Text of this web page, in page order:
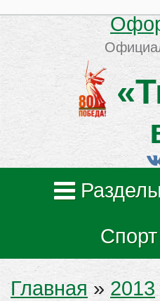
Спорт
Главная » 2013